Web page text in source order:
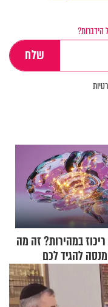
במהירות? זה מה
להגיד לכם